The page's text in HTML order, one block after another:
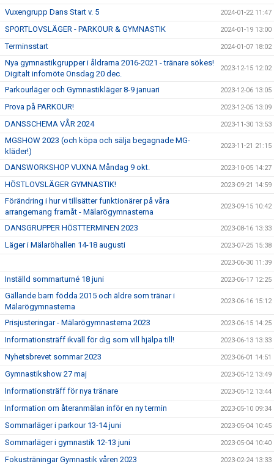
Vuxengrupp Dans Start v. 5 2024-01-22 11:47
SPORTLOVSLÄGER - PARKOUR & GYMNASTIK 2024-01-19 13:00
Terminsstart 2024-01-07 18:02
Nya gymnastikgrupper i åldrarna 2016-2021 - tränare sökes!
Digitalt infomöte Onsdag 20 dec.
2023-12-15 12:02
Parkourläger och Gymnastikläger 8-9 januari 2023-12-06 13:05
Prova på PARKOUR! 2023-12-05 13:09
DANSSCHEMA VÅR 2024 2023-11-30 13:53
MGSHOW 2023 (och köpa och sälja begagnade MG-
kläder!)
2023-11-21 21:15
DANSWORKSHOP VUXNA Måndag 9 okt. 2023-10-05 14:27
HÖSTLOVSLÄGER GYMNASTIK! 2023-09-21 14:59
Förändring i hur vi tillsätter funktionärer på våra
arrangemang framåt - Mälarögymnasterna
2023-09-15 10:42
DANSGRUPPER HÖSTTERMINEN 2023 2023-08-16 13:33
Läger i Mälaröhallen 14-18 augusti 2023-07-25 15:38
2023-06-30 11:39
Inställd sommarturné 18 juni 2023-06-17 12:25
Gällande barn födda 2015 och äldre som tränar i
Mälarögymnasterna
2023-06-16 15:12
Prisjusteringar - Mälarögymnasterna 2023 2023-06-15 14:25
Informationsträff ikväll för dig som vill hjälpa till! 2023-06-13 13:33
Nyhetsbrevet sommar 2023 2023-06-01 14:51
Gymnastikshow 27 maj 2023-05-12 13:49
Informationsträff för nya tränare 2023-05-12 13:44
Information om återanmälan inför en ny termin 2023-05-10 09:34
Sommarläger i parkour 13-14 juni 2023-05-04 10:45
Sommarläger i gymnastik 12-13 juni 2023-05-04 10:40
Fokusträningar Gymnastik våren 2023 2023-02-24 13:33